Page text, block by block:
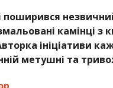
поширився
камінці
ініціативи
метушні та